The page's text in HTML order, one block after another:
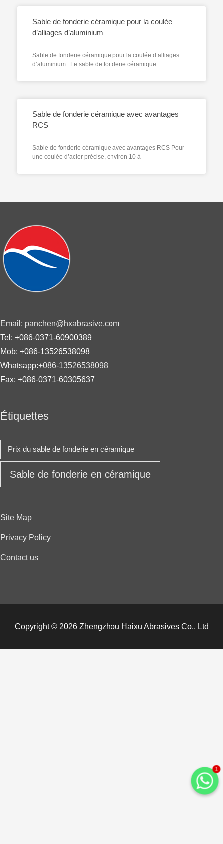
Sable de fonderie céramique pour la coulée
d’alliages d’aluminium
Sable de fonderie céramique pour la coulée d’alliages
d’aluminium Le sable de fonderie céramique
Sable de fonderie céramique avec avantages
RCS
Sable de fonderie céramique avec avantages RCS Pour
une coulée d’acier précise, environ 10 à
Email: panchen@hxabrasive.com
Tel: +086-0371-60900389
Mob: +086-13526538098
Whatsapp:+086-13526538098
Fax: +086-0371-60305637
Étiquettes
Prix ​​du sable de fonderie en céramique
Sable de fonderie en céramique
Site Map
Privacy Policy
Contact us
Copyright © 2026 Zhengzhou Haixu Abrasives Co., Ltd
1